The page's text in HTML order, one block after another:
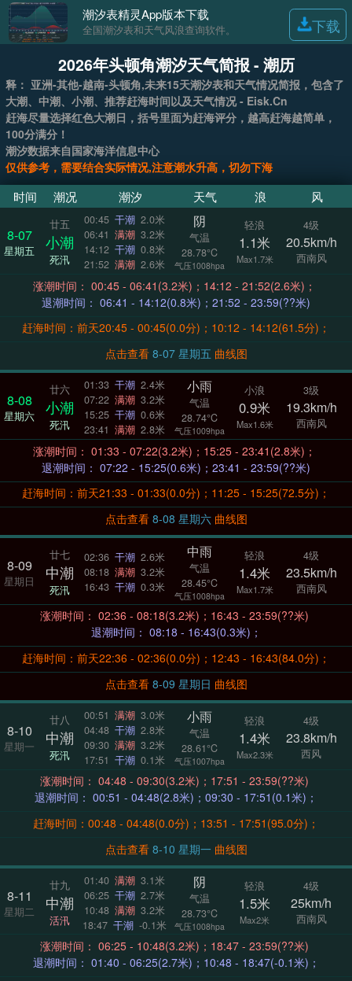
潮汐表精灵App版本下载
全国潮汐表和天气风浪查询软件。 下载
2026年头顿角潮汐天气简报 - 潮历
释： 亚洲-其他-越南-头顿角,未来15天潮汐表和天气情况简报，包含了
大潮、中潮、小潮、推荐赶海时间以及天气情况 - Eisk.Cn
赶海尽量选择红色大潮日，括号里面为赶海评分，越高赶海越简单，
100分满分！
潮汐数据来自国家海洋信息中心
仅供参考，需要结合实际情况,注意潮水升高，切勿下海
时间 潮况 潮汐 天气 浪 风
8-07
星期五
廿五
小潮
死汛
00:45 干潮 2.0米
06:41 满潮 3.2米
14:12 干潮 0.8米
21:52 满潮 2.6米
阴
气温
28.78°C
气压1008hpa
轻浪
1.1米
Max1.7米
4级
20.5km/h
西南风
涨潮时间： 00:45 - 06:41(3.2米)；14:12 - 21:52(2.6米)；
退潮时间： 06:41 - 14:12(0.8米)；21:52 - 23:59(??米)
赶海时间：前天20:45 - 00:45(0.0分)；10:12 - 14:12(61.5分)；
点击查看
8-07 星期五 曲线图
8-08
星期六
廿六
小潮
死汛
01:33 干潮 2.4米
07:22 满潮 3.2米
15:25 干潮 0.6米
23:41 满潮 2.8米
小雨
气温
28.74°C
气压1009hpa
小浪
0.9米
Max1.6米
3级
19.3km/h
西南风
涨潮时间： 01:33 - 07:22(3.2米)；15:25 - 23:41(2.8米)；
退潮时间： 07:22 - 15:25(0.6米)；23:41 - 23:59(??米)
赶海时间：前天21:33 - 01:33(0.0分)；11:25 - 15:25(72.5分)；
点击查看
8-08 星期六 曲线图
8-09
星期日
廿七
中潮
死汛
02:36 干潮 2.6米
08:18 满潮 3.2米
16:43 干潮 0.3米
中雨
气温
28.45°C
气压1008hpa
轻浪
1.4米
Max1.7米
4级
23.5km/h
西南风
涨潮时间： 02:36 - 08:18(3.2米)；16:43 - 23:59(??米)
退潮时间： 08:18 - 16:43(0.3米)；
赶海时间：前天22:36 - 02:36(0.0分)；12:43 - 16:43(84.0分)；
点击查看
8-09 星期日 曲线图
8-10
星期一
廿八
中潮
死汛
00:51 满潮 3.0米
04:48 干潮 2.8米
09:30 满潮 3.2米
17:51 干潮 0.1米
小雨
气温
28.61°C
气压1007hpa
轻浪
1.4米
Max2.3米
4级
23.8km/h
西风
涨潮时间： 04:48 - 09:30(3.2米)；17:51 - 23:59(??米)
退潮时间： 00:51 - 04:48(2.8米)；09:30 - 17:51(0.1米)；
赶海时间：00:48 - 04:48(0.0分)；13:51 - 17:51(95.0分)；
点击查看
8-10 星期一 曲线图
8-11
星期二
廿九
中潮
活汛
01:40 满潮 3.1米
06:25 干潮 2.7米
10:48 满潮 3.2米
18:47 干潮 -0.1米
阴
气温
28.73°C
气压1008hpa
轻浪
1.5米
Max2米
4级
25km/h
西南风
涨潮时间： 06:25 - 10:48(3.2米)；18:47 - 23:59(??米)
退潮时间： 01:40 - 06:25(2.7米)；10:48 - 18:47(-0.1米)；